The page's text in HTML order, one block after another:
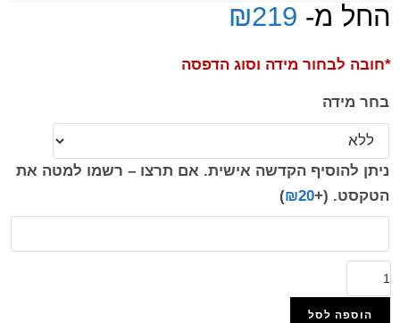
החל מ- ₪219
*חובה לבחור מידה וסוג הדפסה
בחר מידה
ניתן להוסיף הקדשה אישית. אם תרצו – רשמו למטה את
הטקסט. (+
₪20
)
הוספה לסל